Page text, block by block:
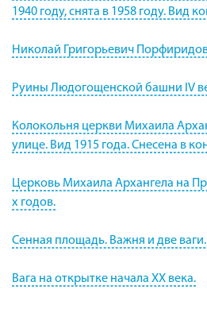
1940 году, снята в 1958 году. Вид
Николай Григорьевич
Руины Людогощенской башни IV
Колокольня церкви Михаила
улице. Вид 1915 года. Снесена в
Церковь Михаила Архангела на
х годов.
Сенная площадь. Важня и две
Вага на открытке начала XX века.